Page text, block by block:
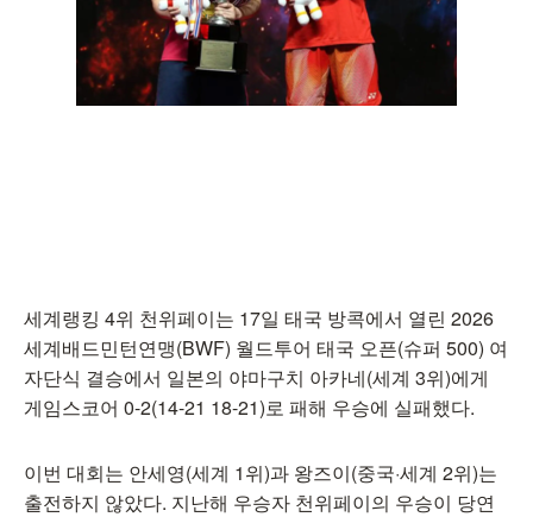
세계랭킹 4위 천위페이는 17일 태국 방콕에서 열린 2026
세계배드민턴연맹(BWF) 월드투어 태국 오픈(슈퍼 500) 여
자단식 결승에서 일본의 야마구치 아카네(세계 3위)에게
게임스코어 0-2(14-21 18-21)로 패해 우승에 실패했다.
이번 대회는 안세영(세계 1위)과 왕즈이(중국·세계 2위)는
출전하지 않았다. 지난해 우승자 천위페이의 우승이 당연